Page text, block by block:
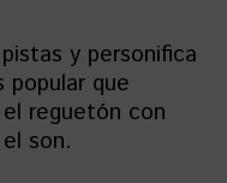
y personifica
que
reguetón con
son.